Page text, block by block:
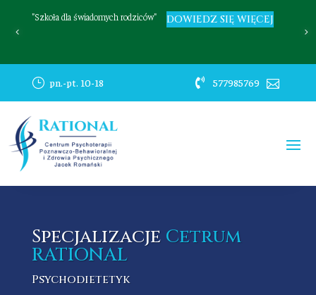
"Szkoła dla świadomych rodziców" DOWIEDZ SIĘ WIĘCEJ
} pn.-pt. 10-18  577985769 
Specjalizacje Cetrum
RATIONAL
Psychodietetyk